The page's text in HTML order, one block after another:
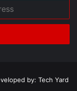
by: Tech Yard